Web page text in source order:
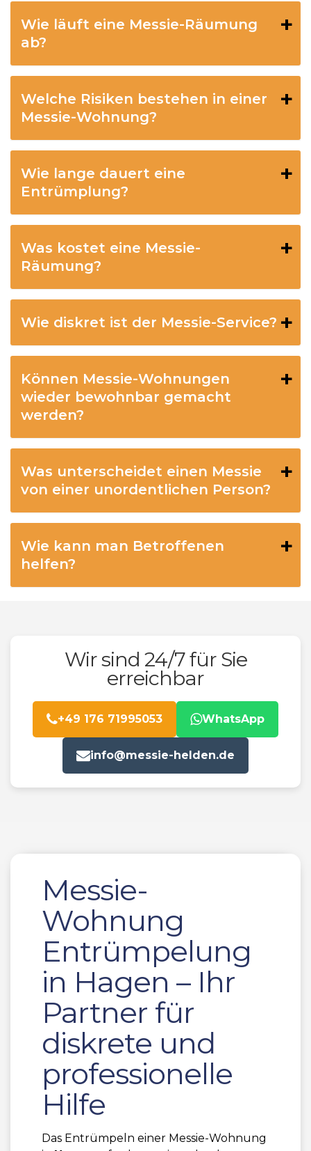
Wie läuft eine Messie-Räumung
ab?
Welche Risiken bestehen in einer
Messie-Wohnung?
Wie lange dauert eine
Entrümplung?
Was kostet eine Messie-
Räumung?
Wie diskret ist der Messie-Service?
Können Messie-Wohnungen
wieder bewohnbar gemacht
werden?
Was unterscheidet einen Messie
von einer unordentlichen Person?
Wie kann man Betroffenen
helfen?
Wir sind 24/7 für Sie
erreichbar
+49 176 71995053 WhatsApp
info@messie-helden.de
Messie-
Wohnung
Entrümpelung
in Hagen – Ihr
Partner für
diskrete und
professionelle
Hilfe
Das Entrümpeln einer Messie-Wohnung